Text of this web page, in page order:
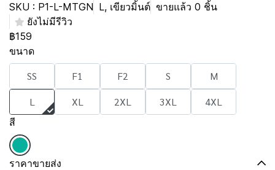
SKU : P1-L-MTGN L, เขียวมิ้นต์ ขายแล้ว 0 ชิ้น
ยังไม่มีรีวิว
฿159
ขนาด
SS F1 F2 S
M
L
XL 2XL 3XL 4XL
สี
ราคาขายส่ง